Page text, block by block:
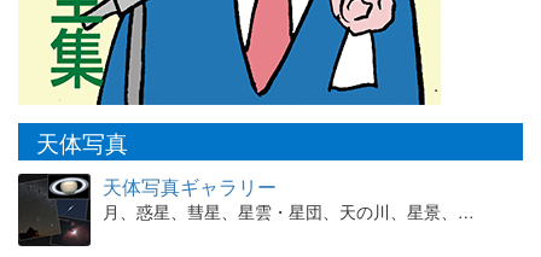
天体写真
天体写真ギャラリー
月、惑星、彗星、星雲・星団、天の川、星景、…